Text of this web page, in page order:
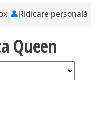
👤Ridicare personală
Queen